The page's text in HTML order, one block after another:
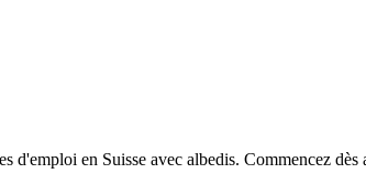
d'emploi en Suisse avec albedis. Commencez